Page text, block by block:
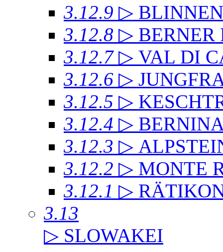
3.12.9 ▷
3.12.8 ▷ BERNER
3.12.7 ▷ VAL DI
3.12.6 ▷
3.12.5 ▷
3.12.4 ▷
3.12.3 ▷
3.12.2 ▷ MONTE
3.12.1 ▷
3.13
▷ SLOWAKEI